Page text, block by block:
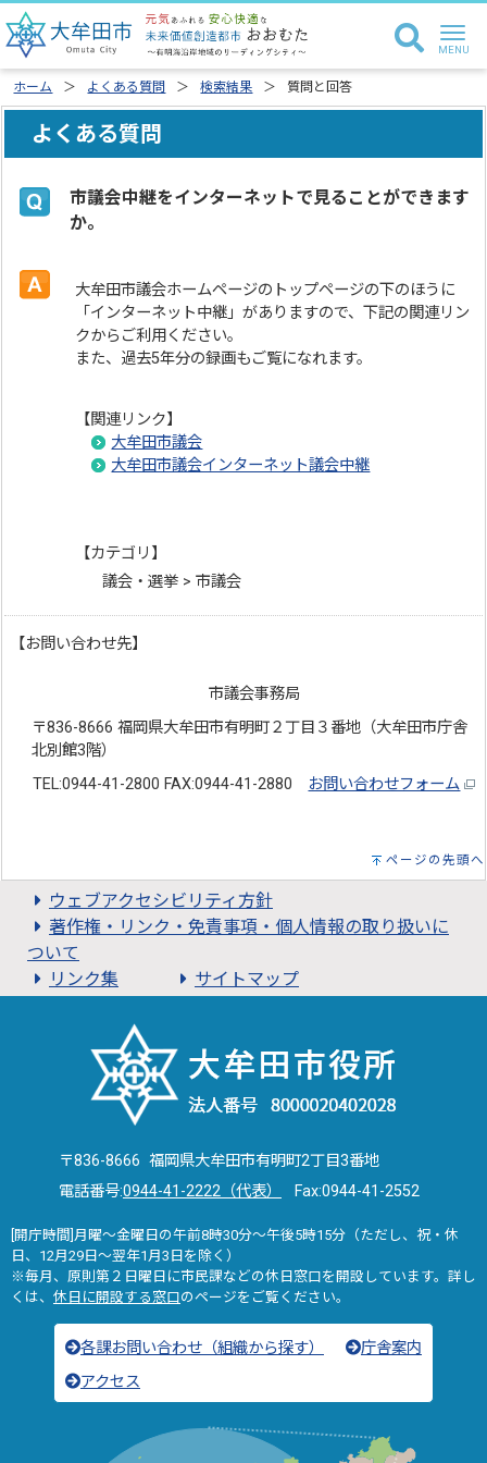
ホーム よくある質問 検索結果 質問と回答
よくある質問
市議会中継をインターネットで見ることができます
か。
大牟田市議会ホームページのトップページの下のほうに
「インターネット中継」がありますので、下記の関連リン
クからご利用ください。
また、過去5年分の録画もご覧になれます。
【関連リンク】
大牟田市議会
大牟田市議会インターネット議会中継
【カテゴリ】
議会・選挙 > 市議会
【お問い合わせ先】
市議会事務局
〒836-8666 福岡県大牟田市有明町２丁目３番地（大牟田市庁舎
北別館3階）
TEL:0944-41-2800 FAX:0944-41-2880
お問い合わせフォーム
ページの先頭へ
ウェブアクセシビリティ方針
著作権・リンク・免責事項・個人情報の取り扱いに
ついて
リンク集
サイトマップ
〒836-8666 福岡県大牟田市有明町2丁目3番地
電話番号:0944-41-2222（代表） Fax:0944-41-2552
[開庁時間]月曜～金曜日の午前8時30分～午後5時15分（ただし、祝・休
日、12月29日～翌年1月3日を除く）
※毎月、原則第２日曜日に市民課などの休日窓口を開設しています。詳し
くは、 休日に開設する窓口のページをご覧ください。
各課お問い合わせ（組織から探す）
庁舎案内
アクセス